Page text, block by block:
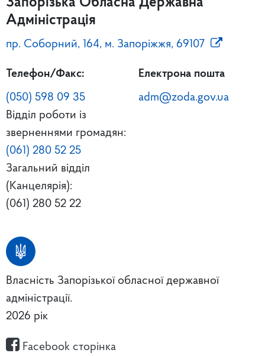
Адміністрація
пр. Соборний, 164, м. Запоріжжя, 69107
Телефон/Факс:
(050) 598 09 35
Відділ роботи із
зверненнями громадян:
(061) 280 52 25
Загальний відділ
(Канцелярія):
(061) 280 52 22
Електрона пошта
adm@zoda.gov.ua
Власність Запорізької обласної державної
адміністрації.
2026 рік
Facebook сторінка